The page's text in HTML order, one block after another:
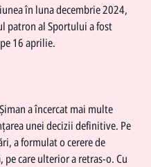
în luna decembrie 2024,
patron al Sportului a fost
16 aprilie.
a încercat mai multe
unei decizii definitive. Pe
a formulat o cerere de
care ulterior a retras-o. Cu